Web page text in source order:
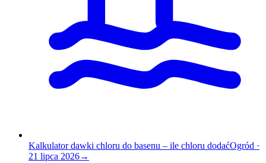
Kalkulator dawki chloru do basenu – ile chloru dodaćOgród ·
21 lipca 2026→